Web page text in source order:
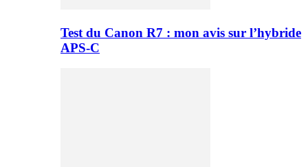
Test du Canon R7 : mon avis sur l’hybride
APS-C